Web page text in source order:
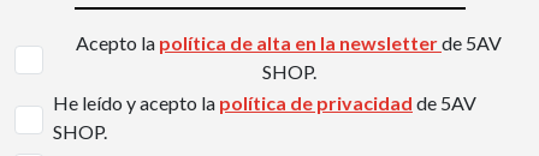
Acepto la política de alta en la newsletterde 5AV
SHOP.
He leído y acepto la política de privacidad de 5AV
SHOP.